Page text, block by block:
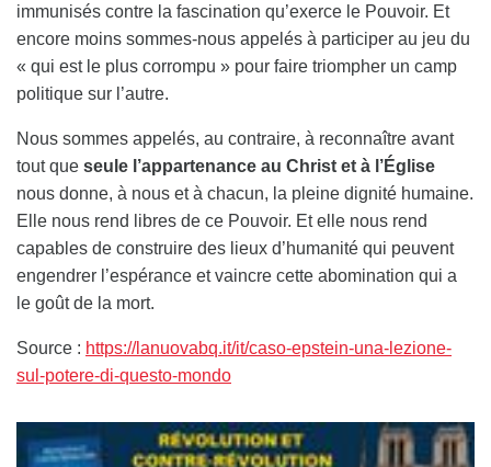
immunisés contre la fascination qu’exerce le Pouvoir. Et
encore moins sommes-nous appelés à participer au jeu du
« qui est le plus corrompu » pour faire triompher un camp
politique sur l’autre.
Nous sommes appelés, au contraire, à reconnaître avant
tout que seule l’appartenance au Christ et à l’Église
nous donne, à nous et à chacun, la pleine dignité humaine.
Elle nous rend libres de ce Pouvoir. Et elle nous rend
capables de construire des lieux d’humanité qui peuvent
engendrer l’espérance et vaincre cette abomination qui a
le goût de la mort.
Source : https://lanuovabq.it/it/caso-epstein-una-lezione-
sul-potere-di-questo-mondo